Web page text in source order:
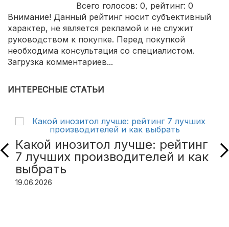
Всего голосов: 0, рейтинг: 0
Внимание! Данный рейтинг носит субъективный
характер, не является рекламой и не служит
руководством к покупке. Перед покупкой
необходима консультация со специалистом.
Загрузка комментариев...
ИНТЕРЕСНЫЕ СТАТЬИ
Какой инозитол лучше: рейтинг
7 лучших производителей и как
выбрать
19.06.2026